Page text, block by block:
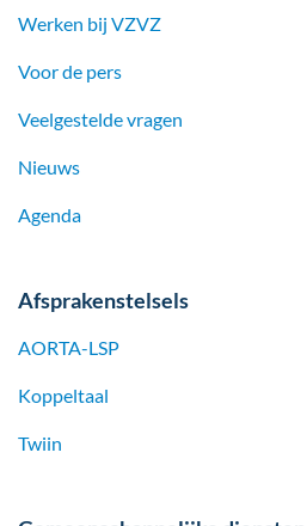
Werken bij VZVZ
Voor de pers
Veelgestelde vragen
Nieuws
Agenda
Afsprakenstelsels
AORTA-LSP
Koppeltaal
Twiin